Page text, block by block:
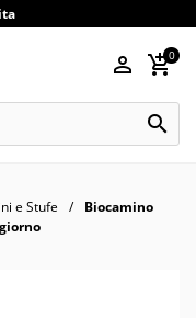
 0

e Stufe
Biocamino